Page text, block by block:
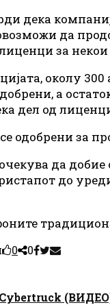
дека
да
за
околу
а
дел од
одобрени за
да
до
0
0